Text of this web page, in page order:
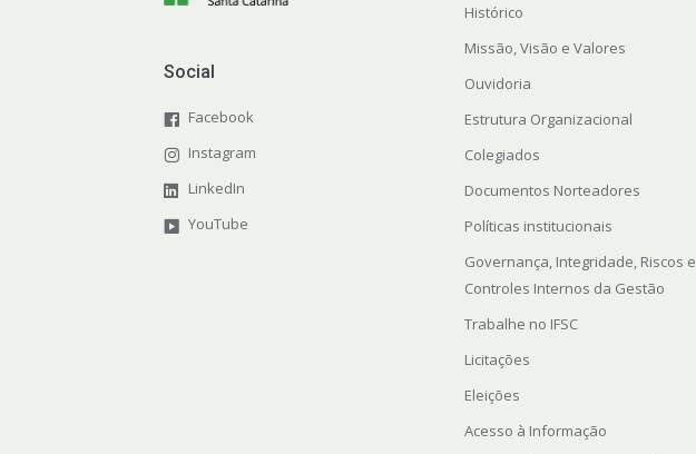
Social
Facebook
Instagram
LinkedIn
YouTube
Histórico
Missão, Visão e Valores
Ouvidoria
Estrutura Organizacional
Colegiados
Documentos Norteadores
Políticas institucionais
Governança, Integridade, Riscos e
Controles Internos da Gestão
Trabalhe no IFSC
Licitações
Eleições
Acesso à Informação